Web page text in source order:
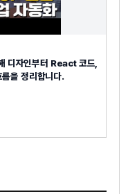
디자인부터 React 코드,
을 정리합니다.